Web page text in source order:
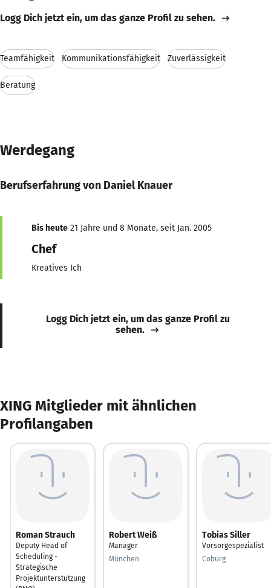
Logg Dich jetzt ein, um das ganze Profil zu sehen.
Teamfähigkeit Kommunikationsfähigkeit Zuverlässigkeit
Beratung
Werdegang
Berufserfahrung von Daniel Knauer
Bis heute 21 Jahre und 8 Monate, seit Jan. 2005
Chef
Kreatives Ich
Logg Dich jetzt ein, um das ganze Profil zu
sehen.
XING Mitglieder mit ähnlichen
Profilangaben
Roman Strauch
Deputy Head of
Scheduling -
Strategische
Projektunterstützung
Robert Weiß
Manager
München
Tobias Siller
Vorsorgespezialist
Coburg